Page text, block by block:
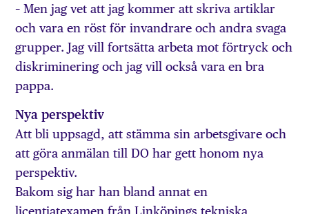
– Men jag vet att jag kommer att skriva artiklar
och vara en röst för invandrare och andra svaga
grupper. Jag vill fortsätta arbeta mot förtryck och
diskriminering och jag vill också vara en bra
pappa.
Nya perspektiv
Att bli uppsagd, att stämma sin arbetsgivare och
att göra anmälan till DO har gett honom nya
perspektiv.
Bakom sig har han bland annat en